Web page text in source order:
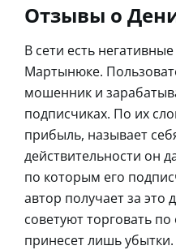
Отзывы о
В сети есть
Мартынюке.
мошенник и
подписчиках. По их
прибыль, называет
действительности он
по которым его
автор получает за
советуют торговать по
принесет лишь убытки.